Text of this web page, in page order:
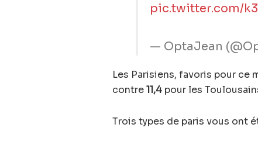
pic.twitter.com/
— OptaJean
Les Parisiens, favoris pour ce
contre11,4 pour les
Trois types de paris vous ont